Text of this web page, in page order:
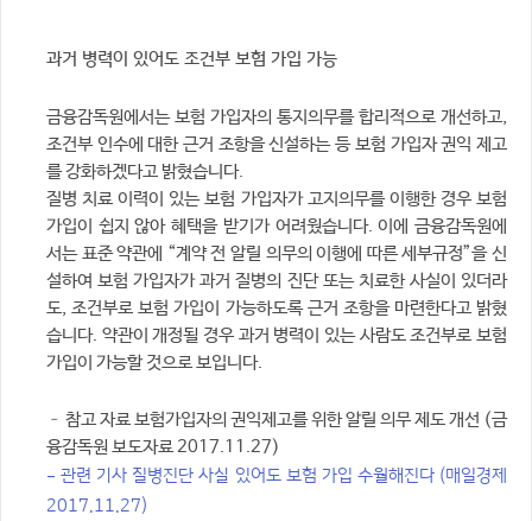
과거 병력이 있어도 조건부 보험 가입 가능
금융감독원에서는 보험 가입자의 통지의무를 합리적으로 개선하고,
조건부 인수에 대한 근거 조항을 신설하는 등 보험 가입자 권익 제고
를 강화하겠다고 밝혔습니다.
질병 치료 이력이 있는 보험 가입자가 고지의무를 이행한 경우 보험
가입이 쉽지 않아 혜택을 받기가 어려웠습니다. 이에 금융감독원에
서는 표준 약관에 “계약 전 알릴 의무의 이행에 따른 세부규정”을 신
설하여 보험 가입자가 과거 질병의 진단 또는 치료한 사실이 있더라
도, 조건부로 보험 가입이 가능하도록 근거 조항을 마련한다고 밝혔
습니다. 약관이 개정될 경우 과거 병력이 있는 사람도 조건부로 보험
가입이 가능할 것으로 보입니다.
– 참고 자료 보험가입자의 권익제고를 위한 알릴 의무 제도 개선 (금
융감독원 보도자료 2017.11.27)
– 관련 기사 질병진단 사실 있어도 보험 가입 수월해진다 (매일경제
2017.11.27)